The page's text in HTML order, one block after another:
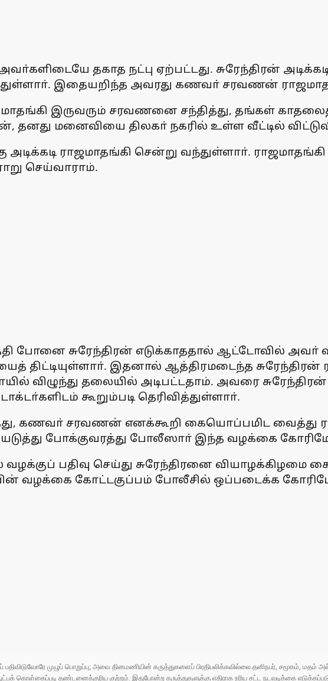
தகாத நட்பு ஏற்பட்டது. சுரேந்திரன்
இதையறிந்த அவரது கணவா் சரவணன்
இருவரும் சரவணனை சந்தித்து, தங்கள் காதலைத்
மனைவியை திலகா் நகரில் உள்ள வீட்டில்
அடிக்கடி ராஜமாதங்கி சென்று வந்துள்ளாா்.
செய்வாராம்.
போனை சுரேந்திரன் எடுக்காததால் ஆட்டோவில் அவா்
திட்டியுள்ளாா். இதனால் ஆத்திரமடைந்த
விழுந்து தலையில் அடிபட்டதாம். அவரை
கூறும்படி தெரிவித்துள்ளாா்.
கணவா் சரவணன் எனக்கூறி கையொப்பமிட வைத்து
போக்குவரத்து போலீஸாா் இந்த வழக்கை
பதிவு செய்து சுரேந்திரனை வியாழக்கிழமை
வழக்கை கோட்டகுப்பம் போலீசில் ஒப்படைக்க
முழுப் பொறுப்பு; அவை தினமணியின் கருத்துகளைப் பிரதிபலிக்கவில்லை.தனிநபர், சமூகம், மதம்
கொள்கைப்படி தண்டனைக்குரிய குற்றம். இதுபோன்ற கருத்துகளுக்கு எதிராக உரிய சட்ட நடவடிக்கை